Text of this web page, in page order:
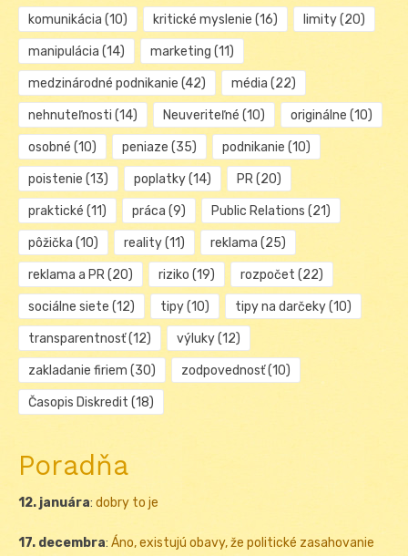
komunikácia (10) kritické myslenie (16) limity(20)
manipulácia (14) marketing (11)
medzinárodné podnikanie (42) média (22)
nehnuteľnosti (14) Neuveriteľné (10) originálne (10)
osobné (10) peniaze (35) podnikanie (10)
poistenie (13) poplatky(14) PR(20)
praktické (11) práca (9) Public Relations (21)
pôžička (10) reality(11) reklama (25)
reklama a PR(20) riziko (19) rozpočet (22)
sociálne siete (12) tipy(10) tipy na darčeky(10)
transparentnosť(12) výluky(12)
zakladanie firiem (30) zodpovednosť(10)
Časopis Diskredit (18)
Poradňa
12. januára: dobry to je
17. decembra: Áno, existujú obavy, že politické zasahovanie